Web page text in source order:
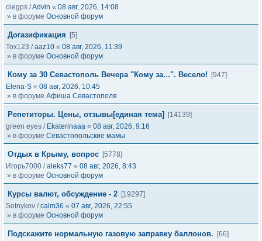
olegps /Advin « 08 авг, 2026, 14:08
» в форуме Основной форум
Догазификация
[5]
Tox123 /aaz10 « 08 авг, 2026, 11:39
» в форуме Основной форум
Кому за 30 Севастополь Вечера "Кому за...". Весело!
[947]
Elena-S « 08 авг, 2026, 10:45
» в форуме Афиша Севастополя
Репетиторы. Цены, отзывы[единая тема]
[14139]
green eyes / Ekaterinaaa « 08 авг, 2026, 9:16
» в форуме Севастопольские мамы
Отдых в Крыму, вопрос [5778]
Игорь7000 /aleks77 « 08 авг, 2026, 8:43
» в форуме Основной форум
Курсы валют, обсуждение - 2 [19297]
Sotnykov /calm36 « 07 авг, 2026, 22:55
» в форуме Основной форум
Подскажите нормальную газовую заправку баллонов.
[66]